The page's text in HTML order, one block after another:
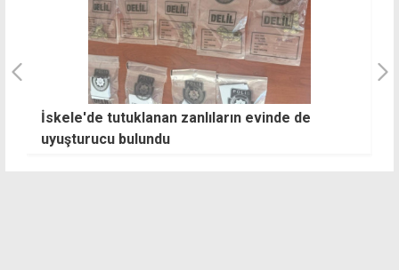
Bakan Hasipoğlu, sıcakta çalışma yasağını
denetledi